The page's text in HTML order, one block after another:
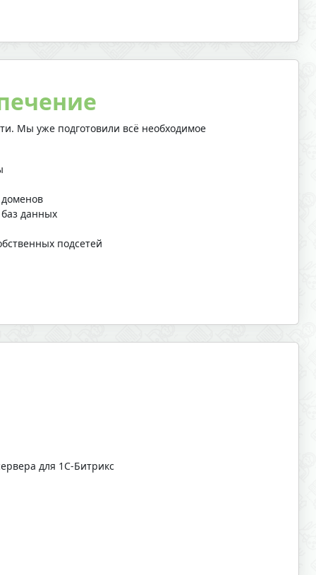
Мы уже подготовили всё необходимое
данных
подсетей